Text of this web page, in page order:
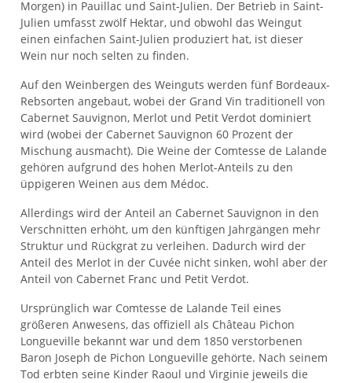
Morgen) in Pauillac und Saint-Julien. Der Betrieb in Saint-
Julien umfasst zwölf Hektar, und obwohl das Weingut
einen einfachen Saint-Julien produziert hat, ist dieser
Wein nur noch selten zu finden.
Auf den Weinbergen des Weinguts werden fünf Bordeaux-
Rebsorten angebaut, wobei der Grand Vin traditionell von
Cabernet Sauvignon, Merlot und Petit Verdot dominiert
wird (wobei der Cabernet Sauvignon 60 Prozent der
Mischung ausmacht). Die Weine der Comtesse de Lalande
gehören aufgrund des hohen Merlot-Anteils zu den
üppigeren Weinen aus dem Médoc.
Allerdings wird der Anteil an Cabernet Sauvignon in den
Verschnitten erhöht, um den künftigen Jahrgängen mehr
Struktur und Rückgrat zu verleihen. Dadurch wird der
Anteil des Merlot in der Cuvée nicht sinken, wohl aber der
Anteil von Cabernet Franc und Petit Verdot.
Ursprünglich war Comtesse de Lalande Teil eines
größeren Anwesens, das offiziell als Château Pichon
Longueville bekannt war und dem 1850 verstorbenen
Baron Joseph de Pichon Longueville gehörte. Nach seinem
Tod erbten seine Kinder Raoul und Virginie jeweils die